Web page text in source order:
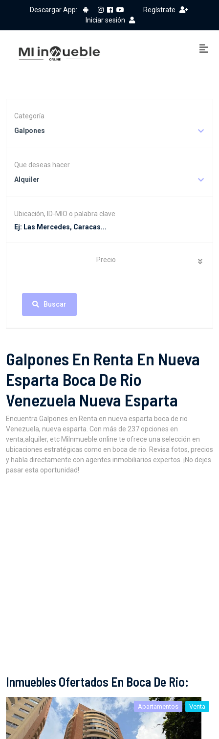
Descargar App:
Regístrate
Iniciar sesión
Categoría
Galpones
Que deseas hacer
Alquiler
Ubicación, ID-MIO o palabra clave
Precio
Buscar
Galpones En Renta En Nueva
Esparta Boca De Rio
Venezuela Nueva Esparta
Encuentra Galpones en Renta en nueva esparta boca de rio
Venezuela, nueva esparta. Con más de 237 opciones en
venta,alquiler, etc MiInmueble.online te ofrece una selección en
ubicaciones estratégicas como en boca de rio. Revisa fotos, precios
y habla directamente con agentes inmobiliarios expertos. ¡No dejes
pasar esta oportunidad!
Inmuebles Ofertados En Boca De Rio:
Apartamentos Venta